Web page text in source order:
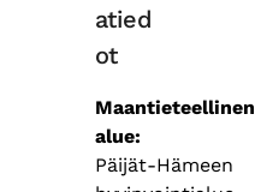
atied
ot
Maantieteellinen
alue
Päijät-Hämeen